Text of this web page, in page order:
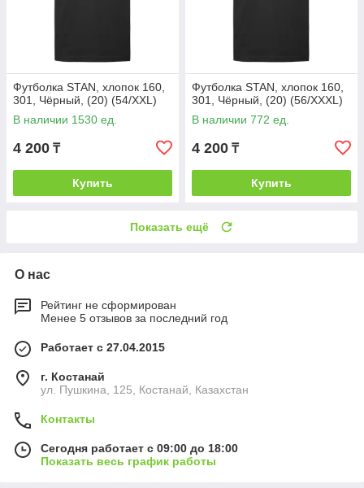
Футболка STAN, хлопок 160,
301, Чёрный, (20) (54/XXL)
В наличии 1530 ед.
4 200 ₸
Купить
Футболка STAN, хлопок 160,
301, Чёрный, (20) (56/XXXL)
В наличии 772 ед.
4 200 ₸
Купить
Показать ещё
О нас
Рейтинг не сформирован
Менее 5 отзывов за последний год
Работает с 27.04.2015
г. Костанай
ул. Пушкина, 125, Костанай, Казахстан
Контакты
Сегодня работает с 09:00 до 18:00
Показать весь график работы